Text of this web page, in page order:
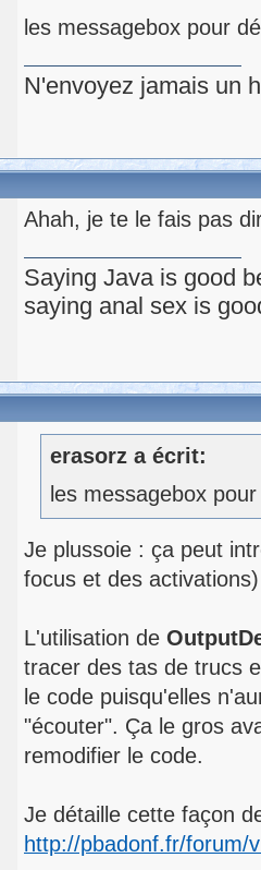
les messagebox pour
N'envoyez jamais un
Ahah, je te le fais pas
Saying Java is good
saying anal sex is
erasorz a écrit:
les messagebox
Je plussoie : ça peut
focus et des
L'utilisation de
tracer des tas de trucs
le code puisqu'elles
"écouter". Ça le gros
remodifier le code.
Je détaille cette façon
http://pbadonf.fr/forum/